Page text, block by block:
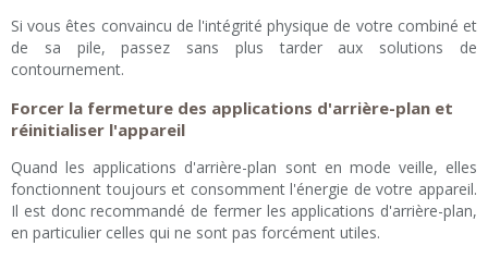
Si vous êtes convaincu de l'intégrité physique de votre combiné et
de sa pile, passez sans plus tarder aux solutions de
contournement.
Forcer la fermeture des applications d'arrière-plan et
réinitialiser l'appareil
Quand les applications d'arrière-plan sont en mode veille, elles
fonctionnent toujours et consomment l'énergie de votre appareil.
Il est donc recommandé de fermer les applications d'arrière-plan,
en particulier celles qui ne sont pas forcément utiles.